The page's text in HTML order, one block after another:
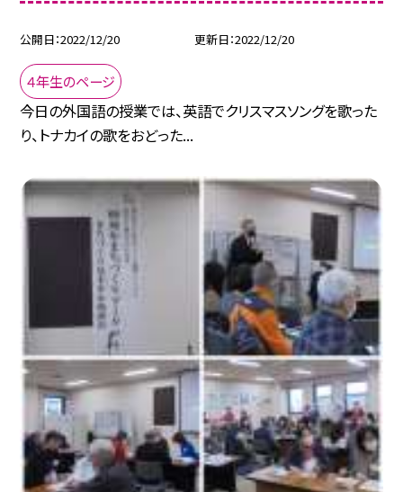
公開日 2022/12/20 更新日 2022/12/20
４年生のページ
今日の外国語の授業では、英語でクリスマスソングを歌った
り、トナカイの歌をおどった...